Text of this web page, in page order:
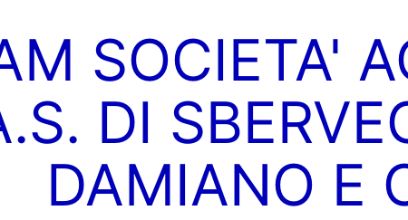
SOCIETA'
DI
DAMIANO E